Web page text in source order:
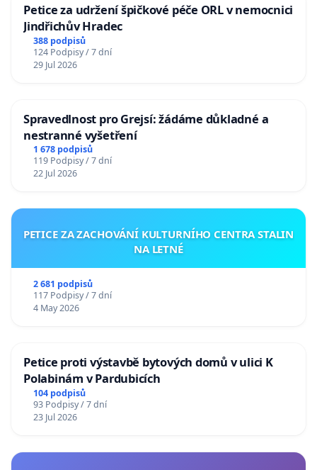
Petice za udržení špičkové péče ORL v nemocnici
Jindřichův Hradec
388 podpisů
124 Podpisy / 7 dní
29 Jul 2026
Spravedlnost pro Grejsí: žádáme důkladné a
nestranné vyšetření
1 678 podpisů
119 Podpisy / 7 dní
22 Jul 2026
PETICE ZA ZACHOVÁNÍ KULTURNÍHO CENTRA STALIN
NA LETNÉ
2 681 podpisů
117 Podpisy / 7 dní
4 May 2026
Petice proti výstavbě bytových domů v ulici K
Polabinám v Pardubicích
104 podpisů
93 Podpisy / 7 dní
23 Jul 2026